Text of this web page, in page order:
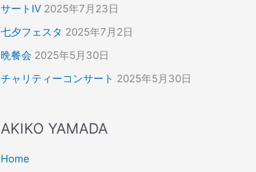
サートⅣ 2025年7月23日
七夕フェスタ 2025年7月2日
晩餐会 2025年5月30日
チャリティーコンサート 2025年5月30日
AKIKO YAMADA
Home